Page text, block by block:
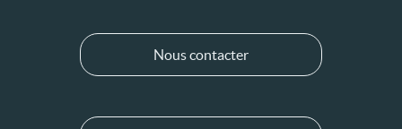
Nous contacter